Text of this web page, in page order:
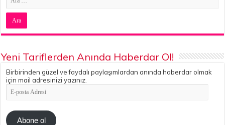
Yeni Tariflerden Anında Haberdar Ol!
Birbirinden güzel ve faydalı paylaşımlardan anında haberdar olmak
için mail adresinizi yazınız.
E-
posta
Abone ol